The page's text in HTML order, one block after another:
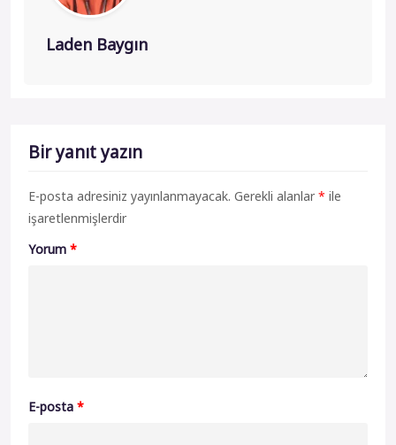
Laden Baygın
Bir yanıt yazın
E-posta adresiniz yayınlanmayacak. Gerekli alanlar * ile
işaretlenmişlerdir
Yorum *
E-posta *